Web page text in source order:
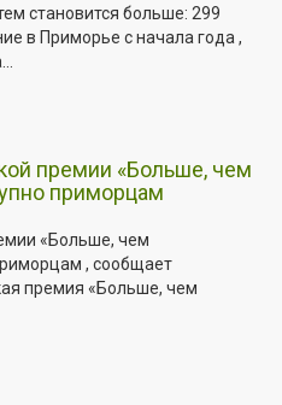
становится больше: 299
в Приморье с начала года ,
премии «Больше, чем
приморцам
«Больше, чем
, сообщает
премия «Больше, чем